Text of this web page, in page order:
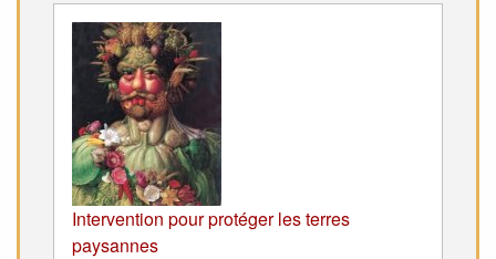
Intervention pour protéger les terres
paysannes